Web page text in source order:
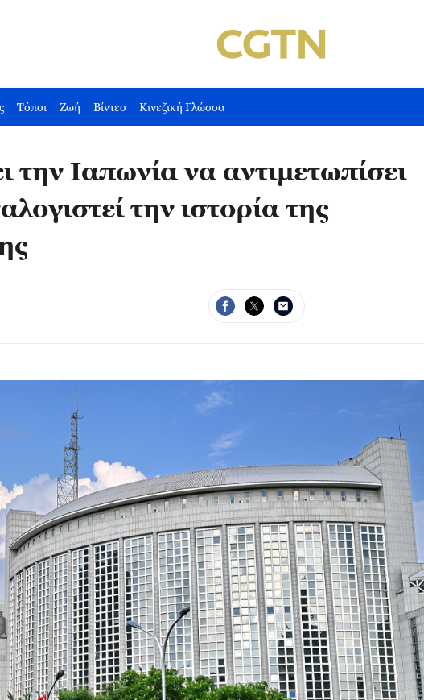
Τόποι Ζωή Βίντεο Κινεζική Γλώσσα
την Ιαπωνία να αντιμετωπίσει
την ιστορία της